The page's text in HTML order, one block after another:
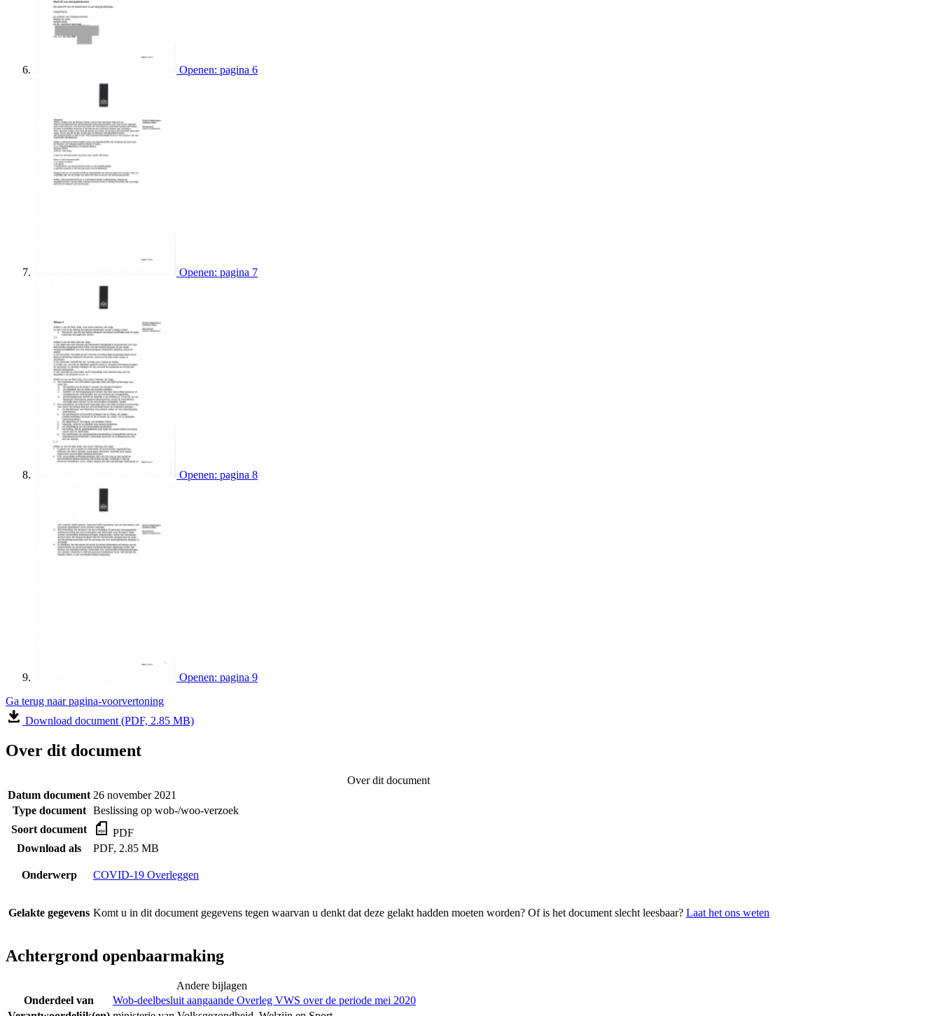
Openen: pagina 6
Openen: pagina 7
Openen: pagina 8
Openen: pagina 9
Ga terug naar pagina-voorvertoning
Download document (PDF, 2.85 MB)
Over dit document
Over dit document
Datum document 26 november 2021
Type document
Beslissing op wob-/woo-verzoek
Soort document
PDF
Download als
PDF, 2.85 MB
Onderwerp COVID-19 Overleggen
Gelakte gegevens Komt u in dit document gegevens tegen waarvan u denkt dat deze gelakt hadden moeten worden? Of is het document slecht leesbaar? Laat het ons weten
Achtergrond openbaarmaking
Andere bijlagen
Onderdeel van
Wob-deelbesluit aangaande Overleg VWS over de periode mei 2020